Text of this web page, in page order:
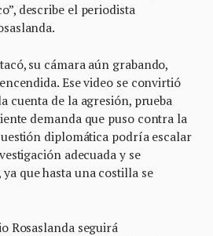
describe el periodista
su cámara aún grabando,
Ese video se convirtió
cuenta de la agresión, prueba
demanda que puso contra la
diplomática podría escalar
adecuada y se
que hasta una costilla se
Rosaslanda seguirá